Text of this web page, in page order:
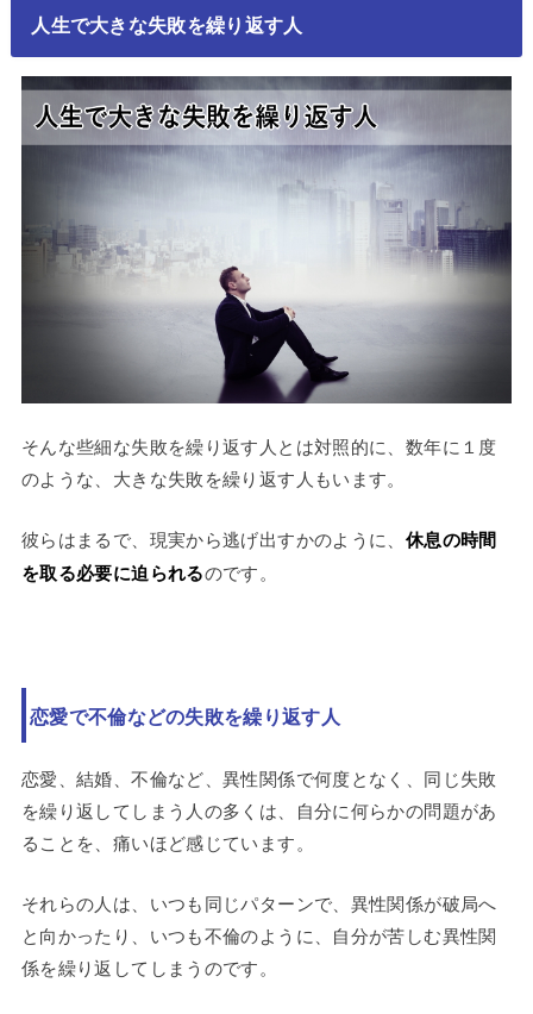
人生で大きな失敗を繰り返す人
そんな些細な失敗を繰り返す人とは対照的に、数年に１度
のような、大きな失敗を繰り返す人もいます。
彼らはまるで、現実から逃げ出すかのように、 休息の時間
を取る必要に迫られるのです。
恋愛で不倫などの失敗を繰り返す人
恋愛、結婚、不倫など、異性関係で何度となく、同じ失敗
を繰り返してしまう人の多くは、自分に何らかの問題があ
ることを、痛いほど感じています。
それらの人は、いつも同じパターンで、異性関係が破局へ
と向かったり、いつも不倫のように、自分が苦しむ異性関
係を繰り返してしまうのです。